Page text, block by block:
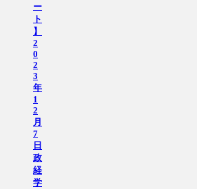
ー
ト
】
2
0
2
3
年
1
2
月
7
日
政
経
学